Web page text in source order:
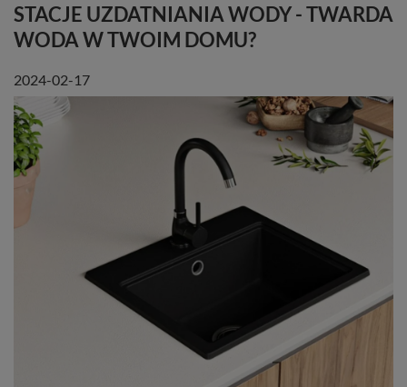
STACJE UZDATNIANIA WODY - TWARDA
WODA W TWOIM DOMU?
2024-02-17